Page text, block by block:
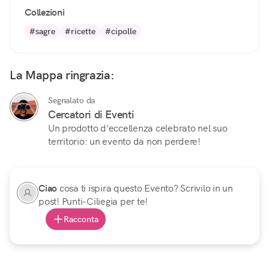
Collezioni
#sagre #ricette #cipolle
La Mappa ringrazia:
Segnalato da
Cercatori di Eventi
Un prodotto d'eccellenza celebrato nel suo
territorio: un evento da non perdere!
Ciaocosa ti ispira questo Evento? Scrivilo in un
post! Punti-Ciliegia per te!
Racconta